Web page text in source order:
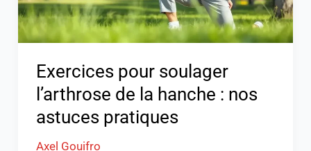
Exercices pour soulager
l’arthrose de la hanche : nos
astuces pratiques
Axel Gouifro
nos
astuces